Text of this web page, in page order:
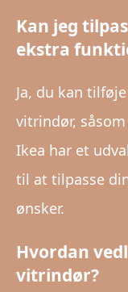
Kan jeg
ekstra
Ja, du kan
vitrindør,
Ikea har et
til at tilpasse
ønsker.
Hvordan
vitrindør?